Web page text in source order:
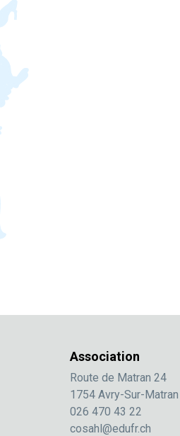
Association
Route de Matran 24
1754 Avry-Sur-Matran
026 470 43 22
cosahl@edufr.ch